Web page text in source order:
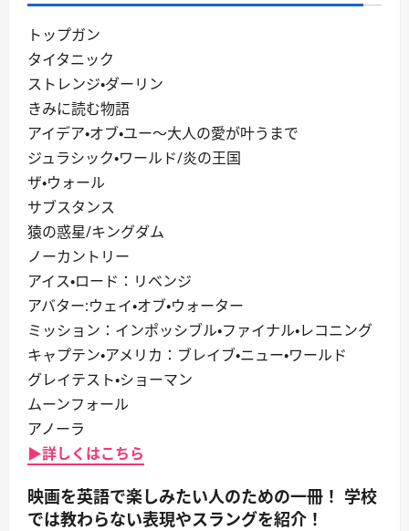
トップガン
タイタニック
ストレンジ・ダーリン
きみに読む物語
アイデア・オブ・ユー～大人の愛が叶うまで
ジュラシック・ワールド/炎の王国
ザ・ウォール
サブスタンス
猿の惑星/キングダム
ノーカントリー
アイス・ロード：リベンジ
アバター:ウェイ・オブ・ウォーター
ミッション：インポッシブル・ファイナル・レコニング
キャプテン・アメリカ：ブレイブ・ニュー・ワールド
グレイテスト・ショーマン
ムーンフォール
アノーラ
▶詳しくはこちら
映画を英語で楽しみたい人のための一冊！ 学校
では教わらない表現やスラングを紹介！